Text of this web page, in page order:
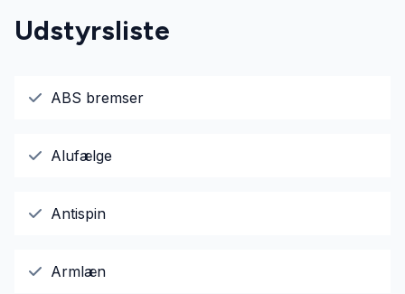
Udstyrsliste
ABS bremser
Alufælge
Antispin
Armlæn